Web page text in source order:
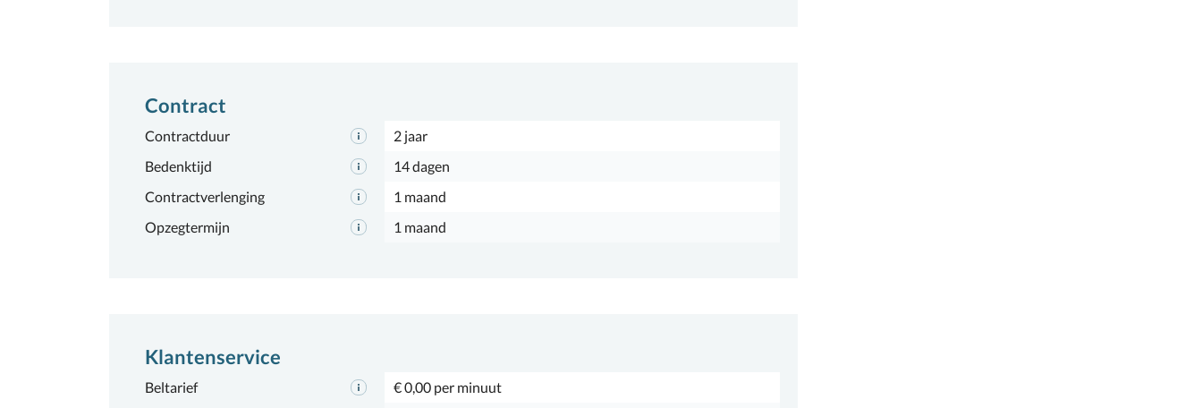
Contract
Contractduur
2 jaar
Bedenktijd
14 dagen
Contractverlenging
1 maand
Opzegtermijn
1 maand
Klantenservice
Beltarief
€ 0,00 per minuut